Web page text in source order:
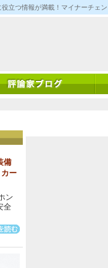
つ情報が満載！マイナーチェ
備
ー
ン
全